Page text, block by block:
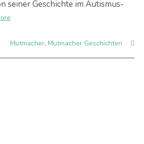
seiner Geschichte im Autismus-
Mutmacher, Mutmacher Geschichten